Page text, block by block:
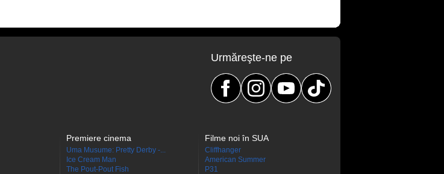
Urmăreşte-ne pe
Premiere cinema
Uma Musume: Pretty Derby -...
Ice Cream Man
The Pout-Pout Fish
Filme noi în SUA
Cliffhanger
American Summer
P31